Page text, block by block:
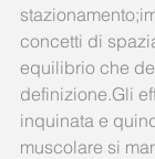
concetti di
equilibrio che
definizione.Gli
inquinata e
muscolare si